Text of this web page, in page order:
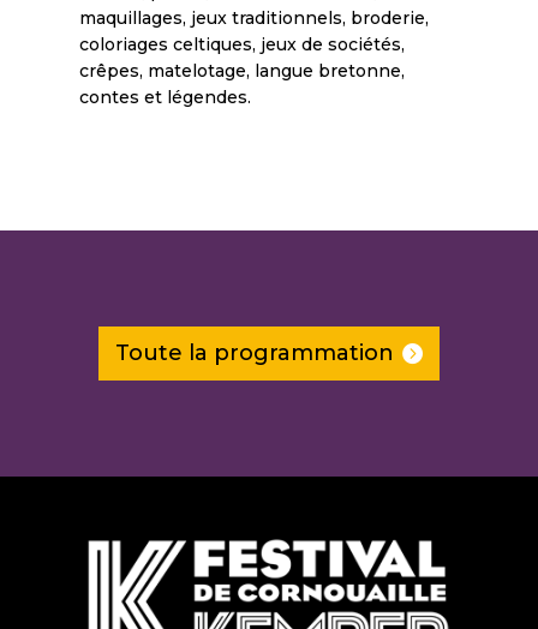
maquillages, jeux traditionnels, broderie,
coloriages celtiques, jeux de sociétés,
crêpes, matelotage, langue bretonne,
contes et légendes.
Toute la programmation